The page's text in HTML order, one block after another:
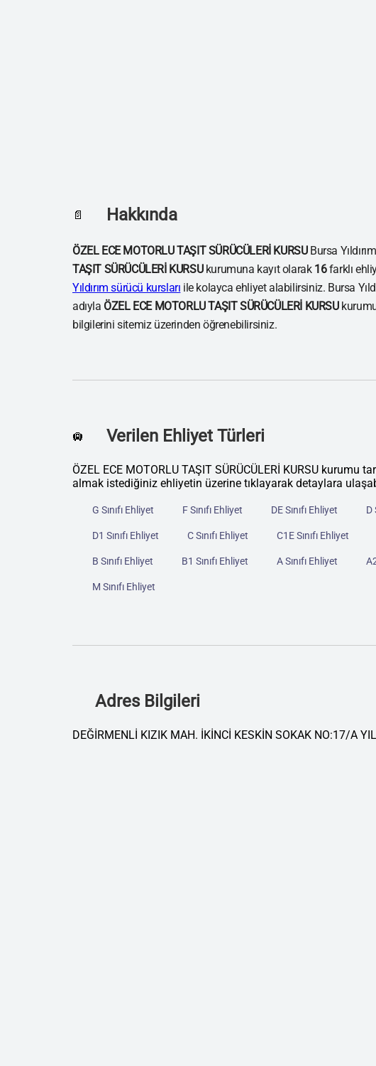
📄 Hakkında
ÖZEL ECE MOTORLU TAŞIT SÜRÜCÜLERİ KURSUBursa
TAŞIT SÜRÜCÜLERİ KURSUkurumuna kayıt olarak 16farklı
Yıldırım sürücü kursları ile kolayca ehliyet alabilirsiniz. Bursa
adıyla ÖZEL ECE MOTORLU TAŞIT SÜRÜCÜLERİ KURSU
bilgilerini sitemiz üzerinden öğrenebilirsiniz.
🛄 Verilen Ehliyet Türleri
ÖZEL ECE MOTORLU TAŞIT SÜRÜCÜLERİ KURSU kurumu
almak istediğiniz ehliyetin üzerine tıklayarak detaylara
G Sınıfı Ehliyet F Sınıfı Ehliyet DE Sınıfı Ehliyet D
D1 Sınıfı Ehliyet C Sınıfı Ehliyet C1E Sınıfı Ehliyet
B Sınıfı Ehliyet B1 Sınıfı Ehliyet A Sınıfı Ehliyet
M Sınıfı Ehliyet
Adres Bilgileri
DEĞİRMENLİ KIZIK MAH. İKİNCİ KESKİN SOKAK NO:17/A